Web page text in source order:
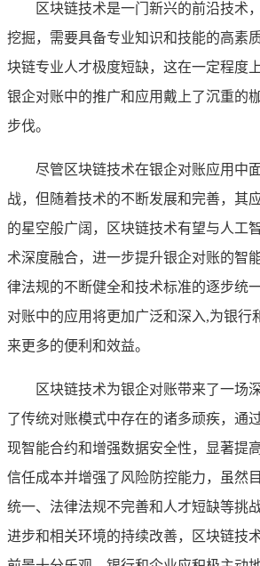
区块链技术是一门新兴的前沿技术
挖掘，需要具备专业知识和技能的高素
块链专业人才极度短缺，这在一定程度
银企对账中的推广和应用戴上了沉重的
步伐。
尽管区块链技术在银企对账应用中
战，但随着技术的不断发展和完善，其
的星空般广阔，区块链技术有望与人工
术深度融合，进一步提升银企对账的智
律法规的不断健全和技术标准的逐步统
对账中的应用将更加广泛和深入,为银行
来更多的便利和效益。
区块链技术为银企对账带来了一场
了传统对账模式中存在的诸多顽疾，通
现智能合约和增强数据安全性，显著提
信任成本并增强了风险防控能力，虽然
统一、法律法规不完善和人才短缺等挑
进步和相关环境的持续改善，区块链技